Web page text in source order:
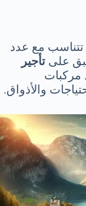
تتناسب مع عدد
على تأجير
مركبات
والأذواق.